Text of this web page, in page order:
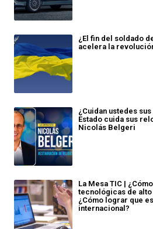
¿El fin del soldado
acelera la
¿Cuidan ustedes
Estado cuida sus
Nicolás Belgeri
La Mesa TIC |
tecnológicas de alto
¿Cómo lograr que
internacional?